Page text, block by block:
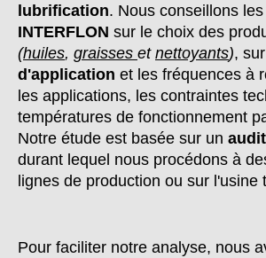
lubrification. Nous conseillons
INTERFLON sur le choix des
(huiles, graisses et nettoyants),
d'application et les fréquences à
les applications, les contraintes
températures de fonctionnement
Notre étude est basée sur un
durant lequel nous procédons à
lignes de production ou sur l'usine
Pour faciliter notre analyse, nous